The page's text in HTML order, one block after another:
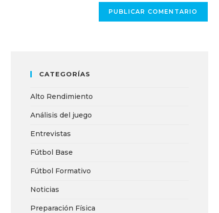
CATEGORÍAS
Alto Rendimiento
Análisis del juego
Entrevistas
Fútbol Base
Fútbol Formativo
Noticias
Preparación Física